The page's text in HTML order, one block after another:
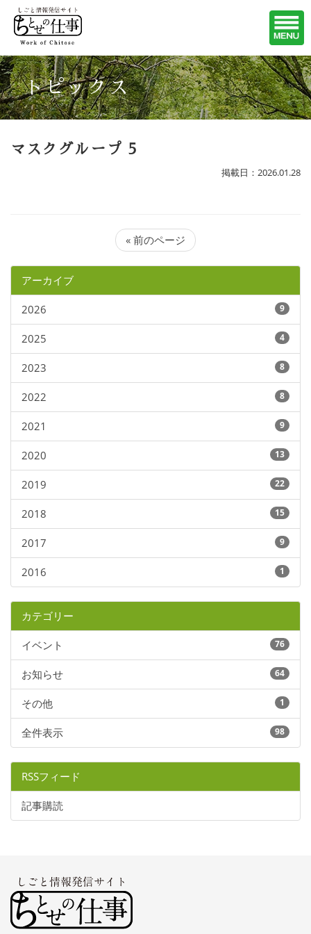
トピックス
マスクグループ 5
掲載日：2026.01.28
« 前のページ
アーカイブ
2026 9
2025 4
2023 8
2022 8
2021 9
2020 13
2019 22
2018 15
2017 9
2016 1
カテゴリー
イベント 76
お知らせ 64
その他 1
全件表示 98
RSSフィード
記事購読